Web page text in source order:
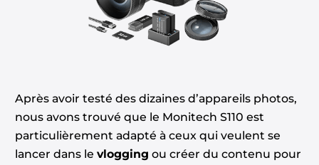
Après avoir testé des dizaines d’appareils photos,
nous avons trouvé que le Monitech S110 est
particulièrement adapté à ceux qui veulent se
lancer dans le vlogging ou créer du contenu pour